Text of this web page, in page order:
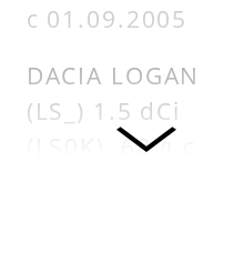
с 01.09.2005
DACIA LOGAN
(LS_) 1.5 dCi
(LS0K), 68 л.с.